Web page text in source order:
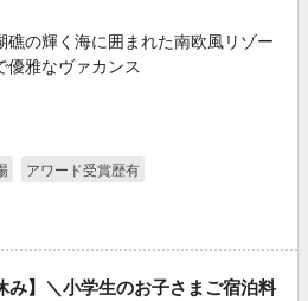
礁の輝く海に囲まれた南欧風リゾー
優雅なヴァカンス
アワード受賞歴有
み】＼小学生のお子さまご宿泊料